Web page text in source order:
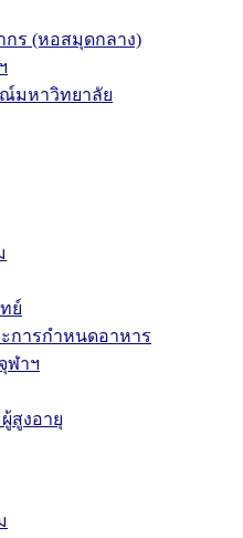
กร (หอสมุดกลาง)
มหาวิทยาลัย
ย์
การกำหนดอาหาร
ฬาฯ
สูงอายุ